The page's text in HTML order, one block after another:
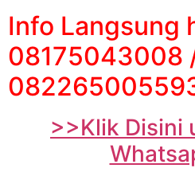
Info Langsung
08175043008
>>Klik Disini